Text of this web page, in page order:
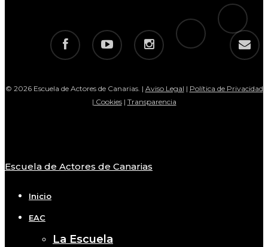
facebook youtube instagram
telegram
tiktok
email
© 2026 Escuela de Actores de Canarias. | Aviso Legal | Política de Privacidad
| Cookies| Transparencia
Close
Escuela de Actores de Canarias
Inicio
EAC
La Escuela